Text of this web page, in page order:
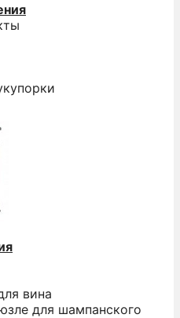
вина
для шампанского